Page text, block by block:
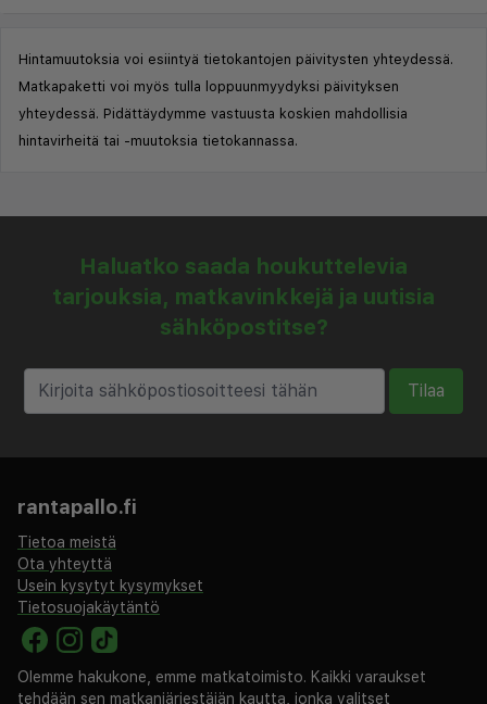
Hintamuutoksia voi esiintyä tietokantojen päivitysten yhteydessä.
Matkapaketti voi myös tulla loppuunmyydyksi päivityksen
yhteydessä. Pidättäydymme vastuusta koskien mahdollisia
hintavirheitä tai -muutoksia tietokannassa.
Haluatko saada houkuttelevia
tarjouksia, matkavinkkejä ja uutisia
sähköpostitse?
Tilaa
rantapallo.fi
Tietoa meistä
Ota yhteyttä
Usein kysytyt kysymykset
Tietosuojakäytäntö
Olemme hakukone, emme matkatoimisto. Kaikki varaukset
tehdään sen matkanjärjestäjän kautta, jonka valitset